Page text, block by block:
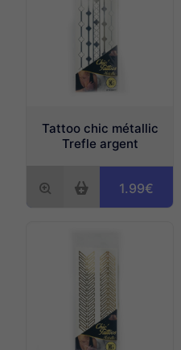
Tattoo chic métallic
Trefle argent
1.99€